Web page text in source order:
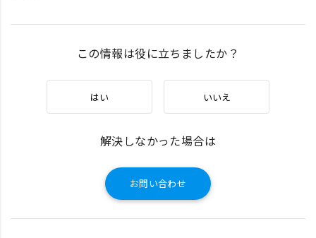
この情報は役に立ちましたか？
はい いいえ
解決しなかった場合は
お問い合わせ